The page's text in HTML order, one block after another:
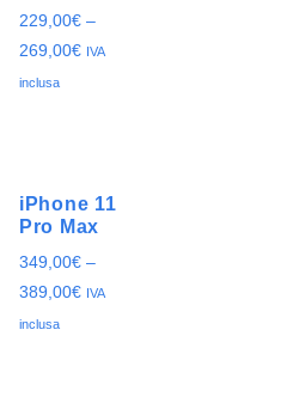
229,00€ –
269,00€ IVA
inclusa
iPhone 11
Pro Max
349,00€ –
389,00€ IVA
inclusa